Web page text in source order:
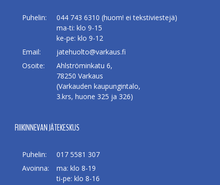
Puhelin:
044 743 6310 (huom! ei tekstiviestejä)
ma-ti: klo 9-15
ke-pe: klo 9-12
Email:
jatehuolto@varkaus.fi
Osoite:
Ahlströminkatu 6,
78250 Varkaus
(Varkauden kaupungintalo,
3.krs, huone 325 ja 326)
RIIKINNEVAN JÄTEKESKUS
Puhelin:
017 5581 307
Avoinna:
ma: klo 8-19
ti-pe: klo 8-16